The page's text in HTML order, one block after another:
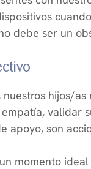
debe ser un
hijos/
validar
apoyo, son
momento